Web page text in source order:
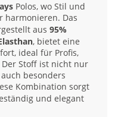
Polos, wo Stil und
harmonieren. Das
aus95%
, bietet eine
ideal für Profis,
Stoff ist nicht nur
besonders
Kombination sorgt
und elegant